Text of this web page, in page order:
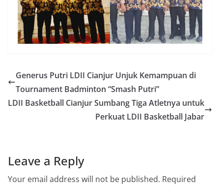
Generus Putri LDII Cianjur Unjuk Kemampuan di
Tournament Badminton “Smash Putri”
LDII Basketball Cianjur Sumbang Tiga Atletnya untuk
Perkuat LDII Basketball Jabar
Leave a Reply
Your email address will not be published. Required